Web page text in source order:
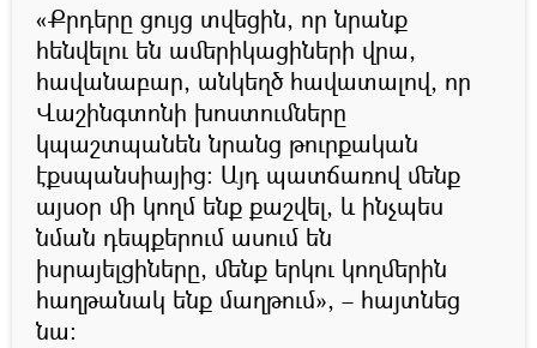
«Քրդերը ցույց տվեցին, որ նրանք
հենվելու են ամերիկացիների վրա,
հավանաբար, անկեղծ հավատալով, որ
Վաշինգտոնի խոստումները
կպաշտպանեն նրանց թուրքական
էքսպանսիայից։ Այդ պատճառով մենք
այսօր մի կողմ ենք քաշվել, և ինչպես
նման դեպքերում ասում են
իսրայելցիները, մենք երկու կողմերին
հաղթանակ ենք մաղթում», – հայտնեց
նա։